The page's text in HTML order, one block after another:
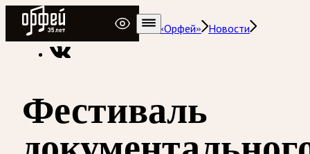
Радио Орфей
Радио классической музыки «Орфей»
Новости
Фестиваль